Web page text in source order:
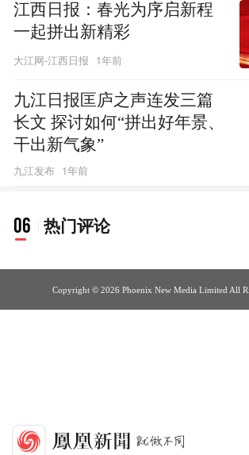
江西日报：春光为序启新程
一起拼出新精彩
大江网-江西日报 1年前
九江日报匡庐之声连发三篇
长文 探讨如何“拼出好年景、
干出新气象”
九江发布 1年前
06 热门评论
Copyright © 2026 Phoenix New Media Limited All